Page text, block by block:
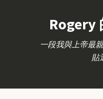
Rogery
一段我與上帝最
貼